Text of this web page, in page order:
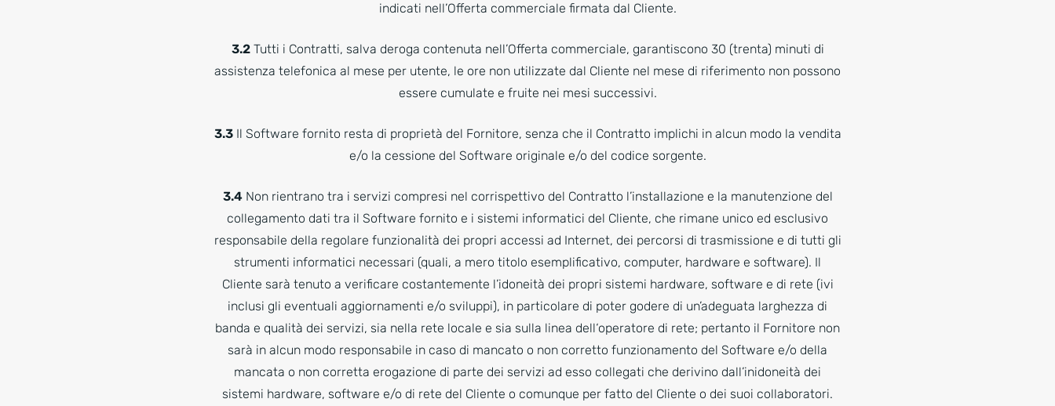
indicati nell’Offerta commerciale firmata dal Cliente.
3.2Tutti i Contratti, salva deroga contenuta nell’Offerta commerciale, garantiscono 30 (trenta) minuti di
assistenza telefonica al mese per utente, le ore non utilizzate dal Cliente nel mese di riferimento non possono
essere cumulate e fruite nei mesi successivi.
3.3Il Software fornito resta di proprietà del Fornitore, senza che il Contratto implichi in alcun modo la vendita
e/o la cessione del Software originale e/o del codice sorgente.
3.4Non rientrano tra i servizi compresi nel corrispettivo del Contratto l’installazione e la manutenzione del
collegamento dati tra il Software fornito e i sistemi informatici del Cliente, che rimane unico ed esclusivo
responsabile della regolare funzionalità dei propri accessi ad Internet, dei percorsi di trasmissione e di tutti gli
strumenti informatici necessari (quali, a mero titolo esemplificativo, computer, hardware e software). Il
Cliente sarà tenuto a verificare costantemente l’idoneità dei propri sistemi hardware, software e di rete (ivi
inclusi gli eventuali aggiornamenti e/o sviluppi), in particolare di poter godere di un’adeguata larghezza di
banda e qualità dei servizi, sia nella rete locale e sia sulla linea dell‘operatore di rete; pertanto il Fornitore non
sarà in alcun modo responsabile in caso di mancato o non corretto funzionamento del Software e/o della
mancata o non corretta erogazione di parte dei servizi ad esso collegati che derivino dall’inidoneità dei
sistemi hardware, software e/o di rete del Cliente o comunque per fatto del Cliente o dei suoi collaboratori.